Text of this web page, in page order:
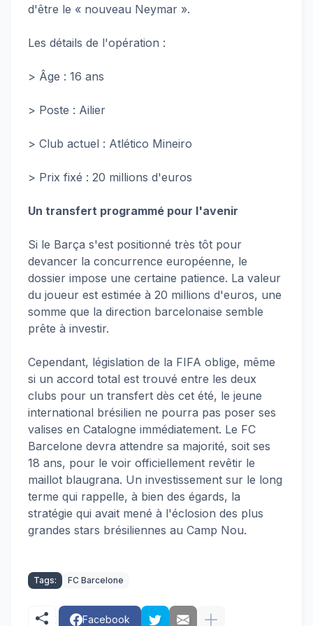
d'être le « nouveau Neymar ».
Les détails de l'opération :
> Âge : 16 ans
> Poste : Ailier
> Club actuel : Atlético Mineiro
> Prix fixé : 20 millions d'euros
Un transfert programmé pour l'avenir
Si le Barça s'est positionné très tôt pour
devancer la concurrence européenne, le
dossier impose une certaine patience. La valeur
du joueur est estimée à 20 millions d'euros, une
somme que la direction barcelonaise semble
prête à investir.
Cependant, législation de la FIFA oblige, même
si un accord total est trouvé entre les deux
clubs pour un transfert dès cet été, le jeune
international brésilien ne pourra pas poser ses
valises en Catalogne immédiatement. Le FC
Barcelone devra attendre sa majorité, soit ses
18 ans, pour le voir officiellement revêtir le
maillot blaugrana. Un investissement sur le long
terme qui rappelle, à bien des égards, la
stratégie qui avait mené à l'éclosion des plus
grandes stars brésiliennes au Camp Nou.
Tags: FC Barcelone
Facebook